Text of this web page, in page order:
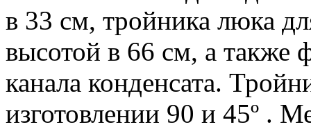
в 33 см, тройника люка
высотой в 66 см, а также
канала конденсата.
изготовлении 90 и 45º .